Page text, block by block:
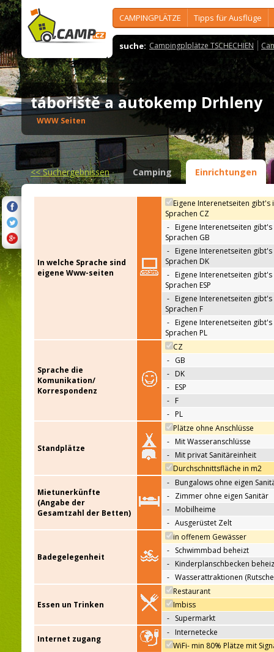
CAMPINGPLÄTZE Tipps für Ausflüge
suche: Campingplplätze TSCHECHIEN
tábořiště a autokemp Drhleny
WWW Seiten
<<Suchergebnissen Camping Einrichtungen
In welche Sprache sind
eigene Www-seiten
Eigene Interenetseiten gibt's
Sprachen CZ
- Eigene Interenetseiten gibt's
Sprachen GB
- Eigene Interenetseiten gibt's
Sprachen DK
- Eigene Interenetseiten gibt's
Sprachen ESP
- Eigene Interenetseiten gibt's
Sprachen F
- Eigene Interenetseiten gibt's
Sprachen PL
Sprache die
Komunikation/
Korrespondenz
CZ
- GB
- DK
- ESP
- F
- PL
Standplätze
Plätze ohne Anschlüsse
- Mit Wasseranschlüsse
- Mit privat Sanitäreinheit
Durchschnittsfläche in m2
Mietunerkünfte
(Angabe der
Gesamtzahl der Betten)
- Bungalows ohne eigen
- Zimmer ohne eigen Sanitär
- Mobilheime
- Ausgerüstet Zelt
Badegelegenheit
in offenem Gewässer
- Schwimmbad beheizt
- Kinderplanschbecken
- Wasserattraktionen
Essen un Trinken
Restaurant
Imbiss
- Supermarkt
Internet zugang
- Internetecke
WiFi- min 80% Plätze mit